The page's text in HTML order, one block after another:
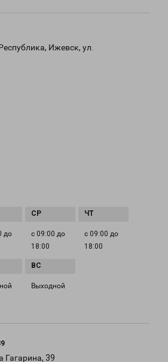
Ижевск, ул.
до
с 09:00 до
18:00
с 09:00 до
18:00
Выходной
Гагарина, 39